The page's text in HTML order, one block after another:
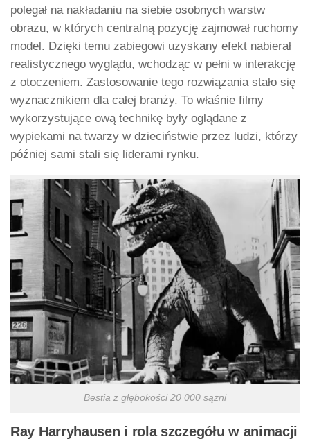
polegał na nakładaniu na siebie osobnych warstw
obrazu, w których centralną pozycję zajmował ruchomy
model. Dzięki temu zabiegowi uzyskany efekt nabierał
realistycznego wyglądu, wchodząc w pełni w interakcję
z otoczeniem. Zastosowanie tego rozwiązania stało się
wyznacznikiem dla całej branży. To właśnie filmy
wykorzystujące ową technikę były oglądane z
wypiekami na twarzy w dzieciństwie przez ludzi, którzy
później sami stali się liderami rynku.
Bestia z głębokości 20 000 sążni
Ray Harryhausen i rola szczegółu w animacji